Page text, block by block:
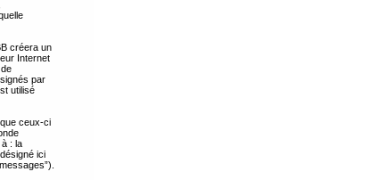
créera un
Internet
par
utilisé
ceux-ci
: la
ici